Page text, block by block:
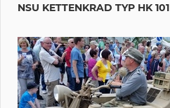
NSU KETTENKRAD TYP HK 101